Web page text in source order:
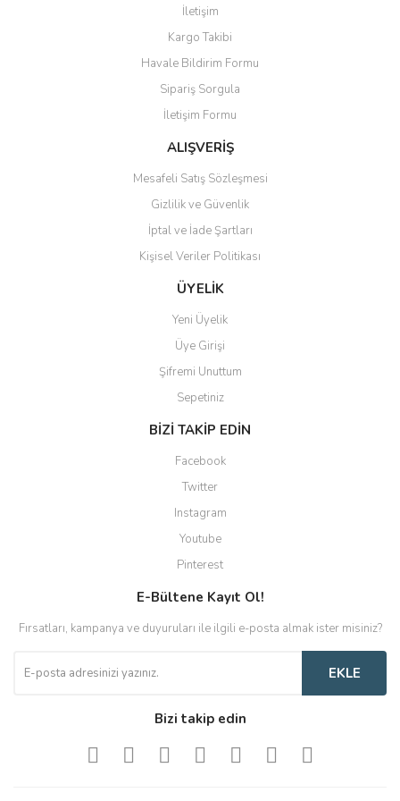
Yorum Yaz
Ürün resmi kalitesiz, bozuk veya görüntülenemiyor.
Ürün açıklamasında eksik bilgiler bulunuyor.
Ürün bilgilerinde hatalar bulunuyor.
Ürün fiyatı diğer sitelerden daha pahalı.
Bu ürüne benzer farklı alternatifler olmalı.
Gönder
İletişim
Kargo Takibi
Havale Bildirim Formu
Sipariş Sorgula
İletişim Formu
ALIŞVERİŞ
Mesafeli Satış Sözleşmesi
Gizlilik ve Güvenlik
İptal ve İade Şartları
Kişisel Veriler Politikası
ÜYELİK
Yeni Üyelik
Üye Girişi
Şifremi Unuttum
Sepetiniz
BİZİ TAKİP EDİN
Facebook
Twitter
Instagram
Youtube
Pinterest
E-Bültene Kayıt Ol!
Fırsatları, kampanya ve duyuruları ile ilgili e-posta almak ister misiniz?
EKLE
Bizi takip edin